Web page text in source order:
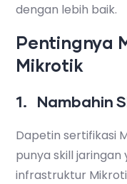
dengan lebih baik.
Pentingnya
Mikrotik
1. Nambahin
Dapetin sertifikasi
punya skill
infrastruktur